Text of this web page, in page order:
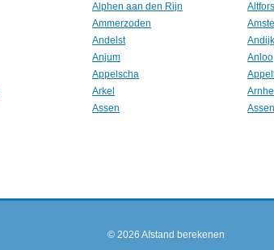
Alphen aan den Rijn
Ammerzoden
Andelst Andijk
Anjum Anloo
Appelscha
Arkel
Assen
© 2026 Afstand berekenen